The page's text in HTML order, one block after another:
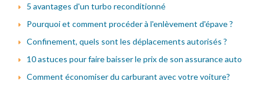
5 avantages d'un turbo reconditionné
Pourquoi et comment procéder à l'enlèvement d'épave ?
Confinement, quels sont les déplacements autorisés ?
10 astuces pour faire baisser le prix de son assurance auto
Comment économiser du carburant avec votre voiture?